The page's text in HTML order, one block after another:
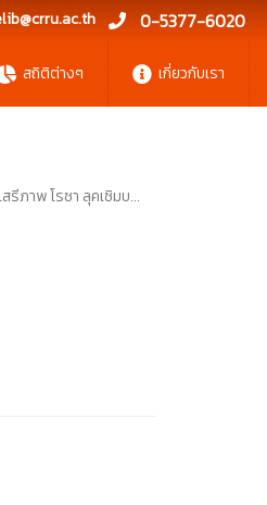
0-5377-6020
สถิติต่างๆ เกี่ยวกับเรา
รีภาพ โรซา ลุคเซิมบ...